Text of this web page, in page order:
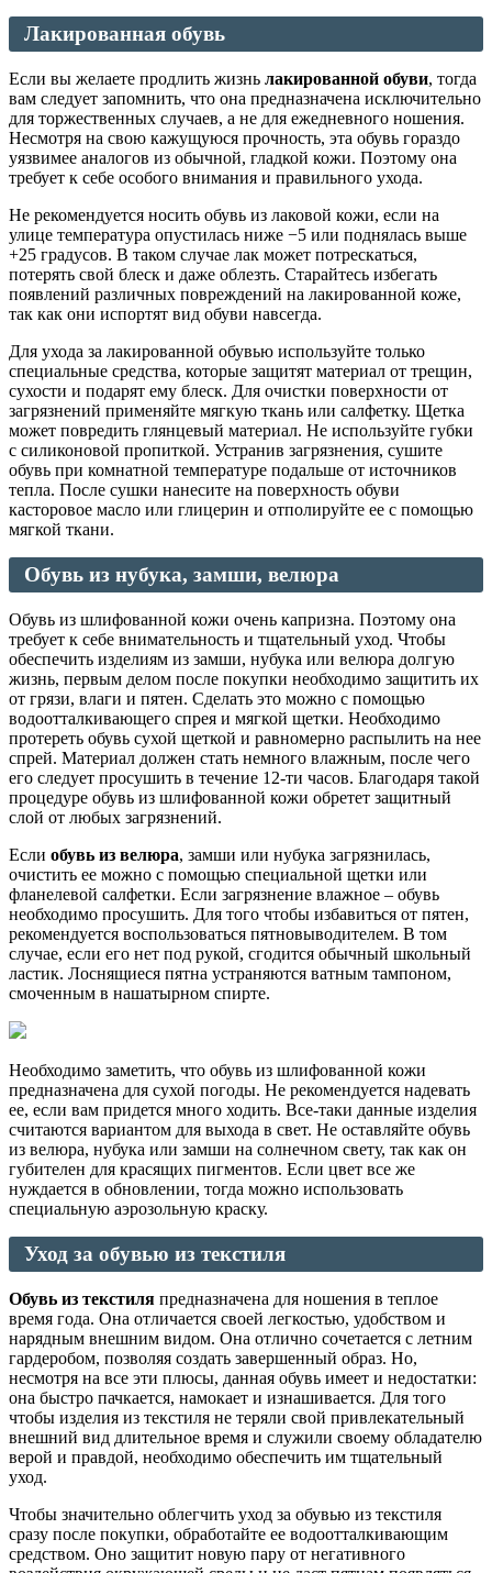
Лакированная обувь
Если вы желаете продлить жизнь лакированной обуви, тогда
вам следует запомнить, что она предназначена исключительно
для торжественных случаев, а не для ежедневного ношения.
Несмотря на свою кажущуюся прочность, эта обувь гораздо
уязвимее аналогов из обычной, гладкой кожи. Поэтому она
требует к себе особого внимания и правильного ухода.
Не рекомендуется носить обувь из лаковой кожи, если на
улице температура опустилась ниже −5 или поднялась выше
+25 градусов. В таком случае лак может потрескаться,
потерять свой блеск и даже облезть. Старайтесь избегать
появлений различных повреждений на лакированной коже,
так как они испортят вид обуви навсегда.
Для ухода за лакированной обувью используйте только
специальные средства, которые защитят материал от трещин,
сухости и подарят ему блеск. Для очистки поверхности от
загрязнений применяйте мягкую ткань или салфетку. Щетка
может повредить глянцевый материал. Не используйте губки
с силиконовой пропиткой. Устранив загрязнения, сушите
обувь при комнатной температуре подальше от источников
тепла. После сушки нанесите на поверхность обуви
касторовое масло или глицерин и отполируйте ее с помощью
мягкой ткани.
Обувь из нубука, замши, велюра
Обувь из шлифованной кожи очень капризна. Поэтому она
требует к себе внимательность и тщательный уход. Чтобы
обеспечить изделиям из замши, нубука или велюра долгую
жизнь, первым делом после покупки необходимо защитить их
от грязи, влаги и пятен. Сделать это можно с помощью
водоотталкивающего спрея и мягкой щетки. Необходимо
протереть обувь сухой щеткой и равномерно распылить на нее
спрей. Материал должен стать немного влажным, после чего
его следует просушить в течение 12-ти часов. Благодаря такой
процедуре обувь из шлифованной кожи обретет защитный
слой от любых загрязнений.
Если обувь из велюра, замши или нубука загрязнилась,
очистить ее можно с помощью специальной щетки или
фланелевой салфетки. Если загрязнение влажное – обувь
необходимо просушить. Для того чтобы избавиться от пятен,
рекомендуется воспользоваться пятновыводителем. В том
случае, если его нет под рукой, сгодится обычный школьный
ластик. Лоснящиеся пятна устраняются ватным тампоном,
смоченным в нашатырном спирте.
Необходимо заметить, что обувь из шлифованной кожи
предназначена для сухой погоды. Не рекомендуется надевать
ее, если вам придется много ходить. Все-таки данные изделия
считаются вариантом для выхода в свет. Не оставляйте обувь
из велюра, нубука или замши на солнечном свету, так как он
губителен для красящих пигментов. Если цвет все же
нуждается в обновлении, тогда можно использовать
специальную аэрозольную краску.
Уход за обувью из текстиля
Обувь из текстиля предназначена для ношения в теплое
время года. Она отличается своей легкостью, удобством и
нарядным внешним видом. Она отлично сочетается с летним
гардеробом, позволяя создать завершенный образ. Но,
несмотря на все эти плюсы, данная обувь имеет и недостатки:
она быстро пачкается, намокает и изнашивается. Для того
чтобы изделия из текстиля не теряли свой привлекательный
внешний вид длительное время и служили своему обладателю
верой и правдой, необходимо обеспечить им тщательный
уход.
Чтобы значительно облегчить уход за обувью из текстиля
сразу после покупки, обработайте ее водоотталкивающим
средством. Оно защитит новую пару от негативного